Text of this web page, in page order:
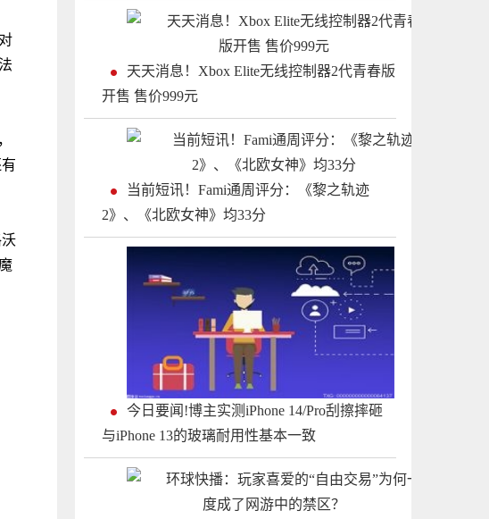
天天消息！Xbox Elite无线控制器2代青春版
开售 售价999元
当前短讯！Fami通周评分：《黎之轨迹
2》、《北欧女神》均33分
今日要闻!博主实测iPhone 14/Pro刮擦摔砸
与iPhone 13的玻璃耐用性基本一致